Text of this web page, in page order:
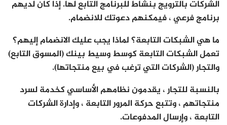
الشركات بالترويج بنشاط للبرنامج التابع لها. إذا كان لديهم
برنامج فرعي ، فيمكنهم دعوتك للانضمام.
ما هي الشبكات التابعة؟ لماذا يجب عليك الانضمام إليهم؟
تعمل الشبكات التابعة كوسط وسيط بينك (المسوق التابع)
والتجار (الشركات التي ترغب في بيع منتجاتها).
بالنسبة للتجار ، يقدمون نظامهم الأساسي كخدمة لسرد
منتجاتهم ، وتتبع حركة المرور التابعة ، وإدارة الشركات
التابعة ، وإرسال المدفوعات.